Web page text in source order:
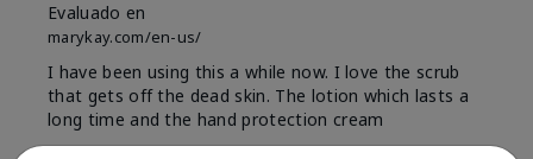
Evaluado en
marykay.com/en-us/
I have been using this a while now. I love the scrub
that gets off the dead skin. The lotion which lasts a
long time and the hand protection cream